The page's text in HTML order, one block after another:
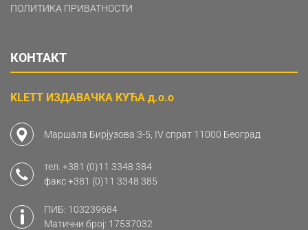
ПОЛИТИКА ПРИВАТНОСТИ
КОНТАКТ
KLETT ИЗДАВАЧКА КУЋА д.о.о
Маршала Бирјузова 3-5, IV спрат 11000 Београд
тел. +381 (0)11 3348 384
факс+381 (0)11 3348 385
ПИБ: 103239684
Матични број: 17537032